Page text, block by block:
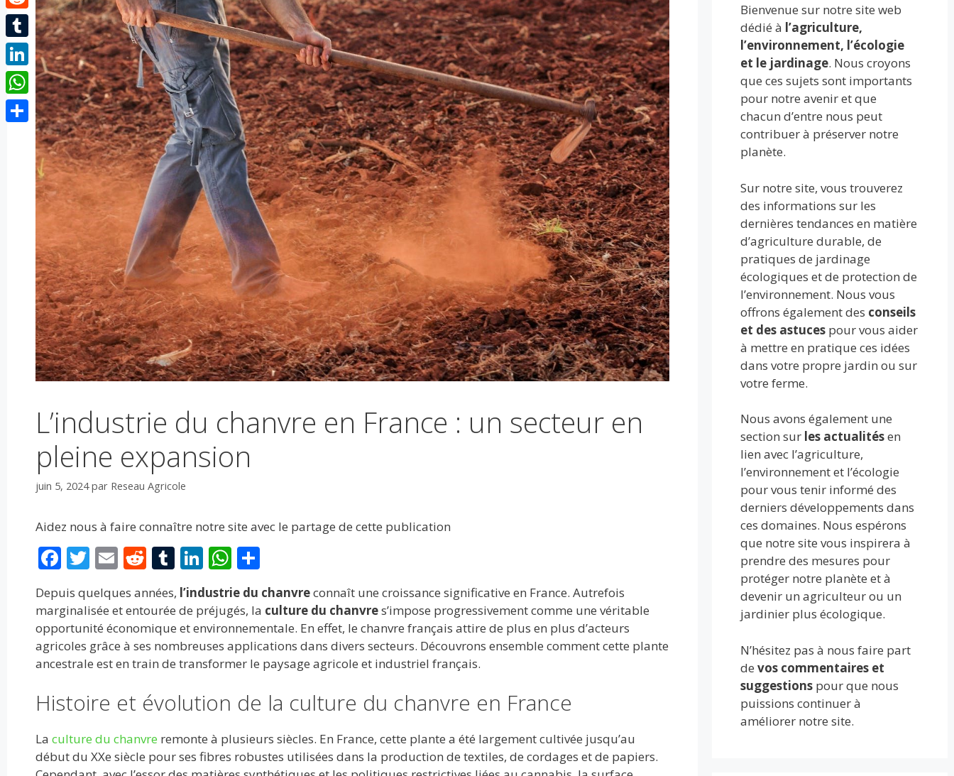
L’industrie du chanvre en France : un secteur en
pleine expansion
juin 5, 2024 par Reseau Agricole
Aidez nous à faire connaître notre site avec le partage de cette publication
F
ac
e
b
o
o
k
T
w
itt
er
E
ai
l
R
e
d
di
t
T
u
m
bl
r
Li
n
k
e
dI
n
W
h
at
s
A
p
p
P
ar
ta
g
er
Depuis quelques années, l’industrie du chanvreconnaît une croissance significative en France. Autrefois
marginalisée et entourée de préjugés, la culture du chanvres’impose progressivement comme une véritable
opportunité économique et environnementale. En effet, le chanvre français attire de plus en plus d’acteurs
agricoles grâce à ses nombreuses applications dans divers secteurs. Découvrons ensemble comment cette plante
ancestrale est en train de transformer le paysage agricole et industriel français.
Histoire et évolution de la culture du chanvre en France
La culture du chanvre remonte à plusieurs siècles. En France, cette plante a été largement cultivée jusqu’au
début du XXe siècle pour ses fibres robustes utilisées dans la production de textiles, de cordages et de papiers.
Bienvenue sur notre site web
dédié à l’agriculture,
l’environnement, l’écologie
et le jardinage. Nous croyons
que ces sujets sont importants
pour notre avenir et que
chacun d’entre nous peut
contribuer à préserver notre
planète.
Sur notre site, vous trouverez
des informations sur les
dernières tendances en matière
d’agriculture durable, de
pratiques de jardinage
écologiques et de protection de
l’environnement. Nous vous
offrons également des conseils
et des astuces pour vous aider
à mettre en pratique ces idées
dans votre propre jardin ou sur
votre ferme.
Nous avons également une
section sur les actualitésen
lien avec l’agriculture,
l’environnement et l’écologie
pour vous tenir informé des
derniers développements dans
ces domaines. Nous espérons
que notre site vous inspirera à
prendre des mesures pour
protéger notre planète et à
devenir un agriculteur ou un
jardinier plus écologique.
N’hésitez pas à nous faire part
devos commentaires et
suggestions pour que nous
puissions continuer à
améliorer notre site.
Reddit
Tumblr
LinkedIn
WhatsApp
Partager